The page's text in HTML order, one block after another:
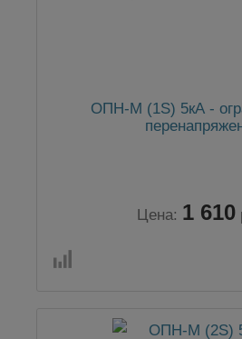
ОПН-М (1S) 5кА -
Цена: 1 610